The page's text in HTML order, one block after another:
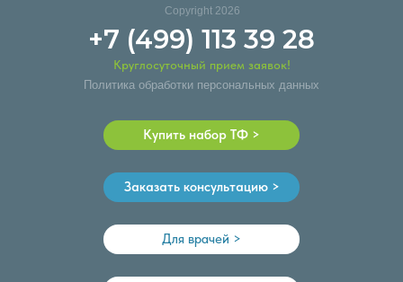
Политика обработки персональных данных
Copyright 2026
+7 (499) 113 39 28
Круглосуточный прием заявок!
Заказать консультацию >
Купить набор ТФ >
Для врачей >